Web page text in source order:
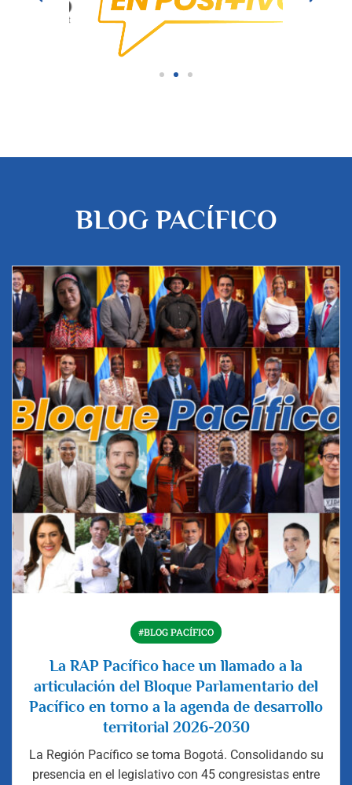
BLOG PACÍFICO
#BLOG PACÍFICO
La RAP Pacífico hace un llamado a la
articulación del Bloque Parlamentario del
Pacífico en torno a la agenda de desarrollo
territorial 2026-2030
La Región Pacífico se toma Bogotá. Consolidando su
presencia en el legislativo con 45 congresistas entre